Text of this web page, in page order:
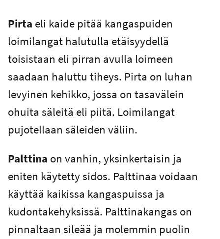
Pirta eli kaide pitää kangaspuiden
loimilangat halutulla etäisyydellä
toisistaan eli pirran avulla loimeen
saadaan haluttu tiheys. Pirta on luhan
levyinen kehikko, jossa on tasavälein
ohuita säleitä eli piitä. Loimilangat
pujotellaan säleiden väliin.
Palttina on vanhin, yksinkertaisin ja
eniten käytetty sidos. Palttinaa voidaan
käyttää kaikissa kangaspuissa ja
kudontakehyksissä. Palttinakangas on
pinnaltaan sileää ja molemmin puolin